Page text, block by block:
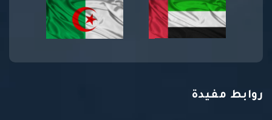
روابط مفيدة